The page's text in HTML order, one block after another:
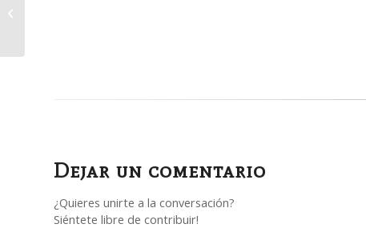
Dejar un comentario
¿Quieres unirte a la conversación?
Siéntete libre de contribuir!